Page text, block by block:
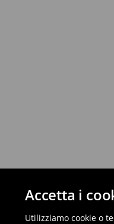
Accetta i
Utilizziamo cookie o